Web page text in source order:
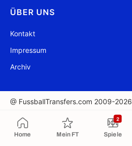
Home Mein FT Spiele
2
ÜBER UNS
Kontakt
Impressum
Archiv
@ FussballTransfers.com 2009-2026
In die Zwischenablage kopiert